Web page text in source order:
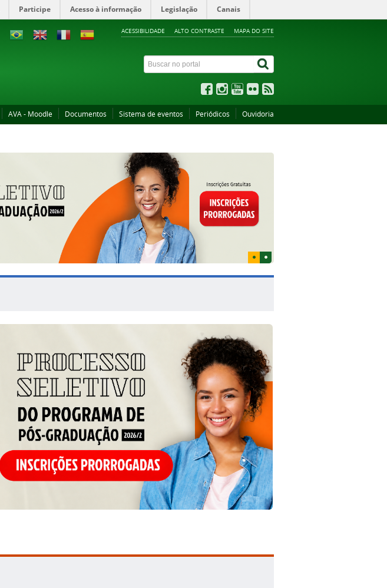
Participe Acesso à informação Legislação Canais
ACESSIBILIDADE ALTO CONTRASTE MAPA DO SITE
AVA - Moodle Documentos Sistema de eventos Periódicos Ouvidoria